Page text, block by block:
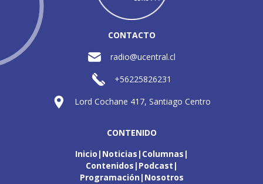
CONTACTO
radio@ucentral.cl
+56225826231
Lord Cochane 417, Santiago Centro
CONTENIDO
Inicio Noticias Columnas
Contenidos Podcast
Programación Nosotros